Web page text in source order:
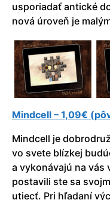
usporiadať antické
nová úroveň je
Mindcell – 1,09€
Mindcell je
vo svete blízkej
a vykonávajú na vás
postavili ste sa
utiecť. Pri hľadaní